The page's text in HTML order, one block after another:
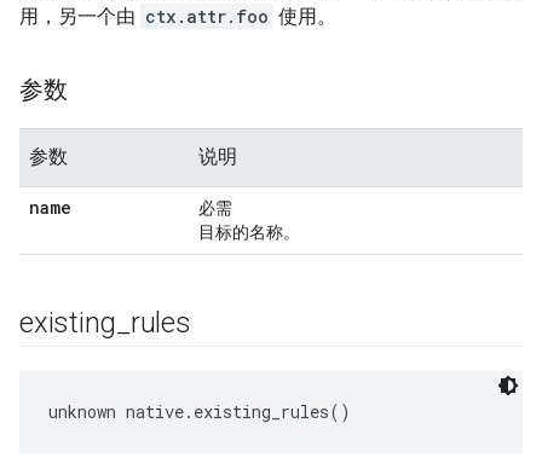
用，另一个由 ctx.attr.foo 使用。
参数
参数 说明
name
必需
目标的名称。
existing rules
unknown native.existing_rules()